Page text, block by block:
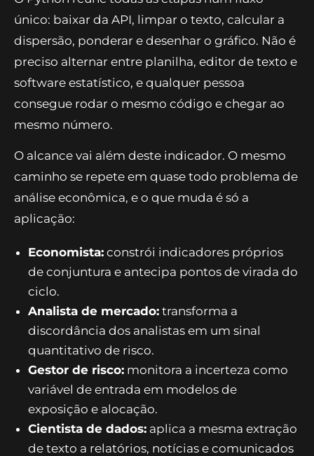
único: baixar da API, limpar o texto, calcular a
dispersão, ponderar e desenhar o gráfico. Não é
preciso alternar entre planilha, editor de texto e
software estatístico, e qualquer pessoa
consegue rodar o mesmo código e chegar ao
mesmo número.
O alcance vai além deste indicador. O mesmo
caminho se repete em quase todo problema de
análise econômica, e o que muda é só a
aplicação:
Economista: constrói indicadores próprios
de conjuntura e antecipa pontos de virada do
ciclo.
Analista de mercado: transforma a
discordância dos analistas em um sinal
quantitativo de risco.
Gestor de risco: monitora a incerteza como
variável de entrada em modelos de
exposição e alocação.
Cientista de dados: aplica a mesma extração
de texto a relatórios, notícias e comunicados